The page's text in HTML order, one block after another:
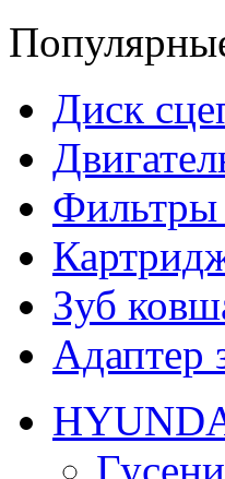
Диск
Зуб
Адаптер